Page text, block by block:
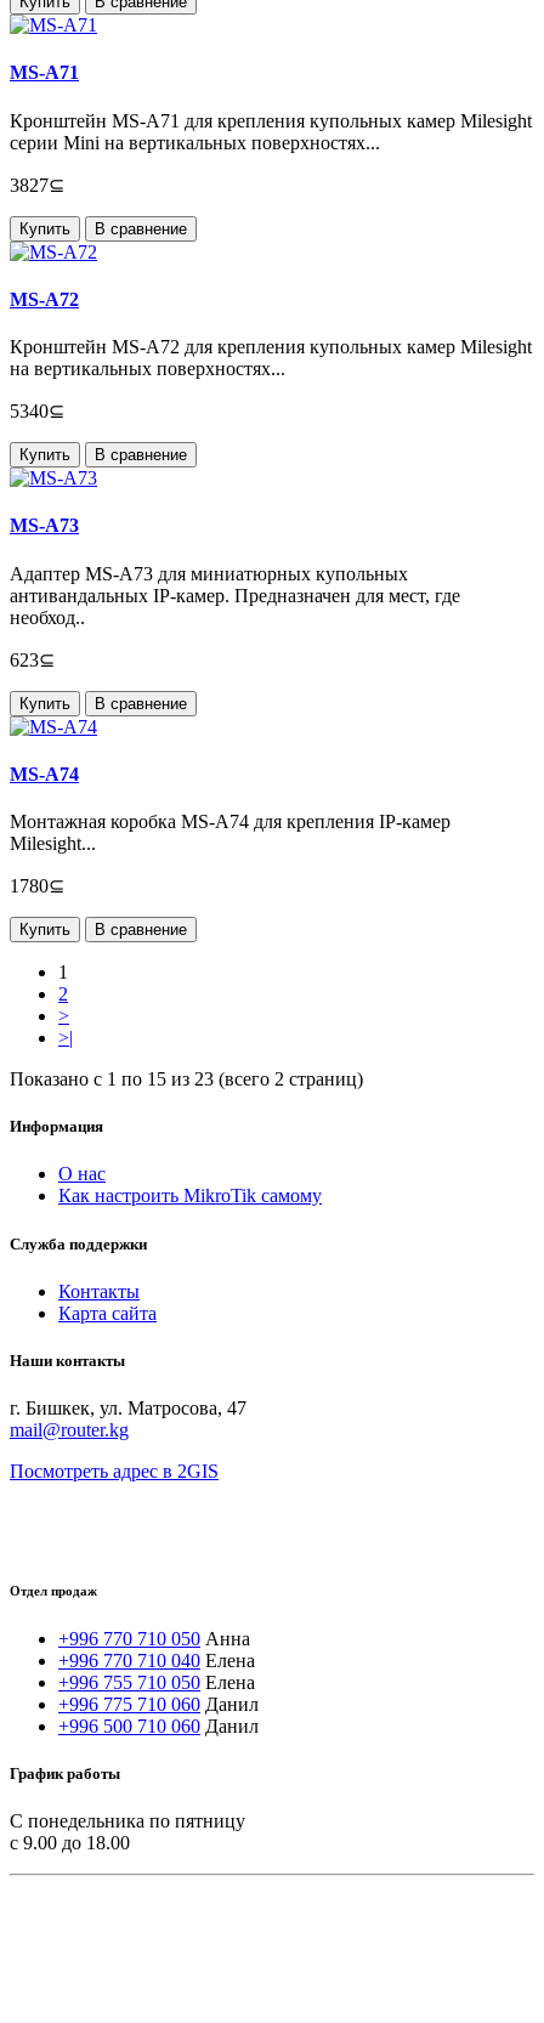
MS-A71
Кронштейн MS-A71 для крепления купольных камер Milesight
серии Mini на вертикальных поверхностях...
3827⊆
Купить В сравнение
MS-A72
Кронштейн MS-A72 для крепления купольных камер Milesight
на вертикальных поверхностях...
5340⊆
Купить В сравнение
MS-A73
Адаптер MS-A73 для миниатюрных купольных
антивандальных IP-камер. Предназначен для мест, где
необход..
623⊆
Купить В сравнение
MS-A74
Монтажная коробка MS-A74 для крепления IP-камер
Milesight...
1780⊆
Купить В сравнение
1
2
>
>|
Показано с 1 по 15 из 23 (всего 2 страниц)
Информация
О нас
Как настроить MikroTik самому
Служба поддержки
Контакты
Карта сайта
Наши контакты
г. Бишкек, ул. Матросова, 47
mail@router.kg
Посмотреть адрес в 2GIS
Отдел продаж
+996 770 710 050 Анна
+996 770 710 040 Елена
+996 755 710 050 Елена
+996 775 710 060 Данил
+996 500 710 060 Данил
График работы
С понедельника по пятницу
с 9.00 до 18.00